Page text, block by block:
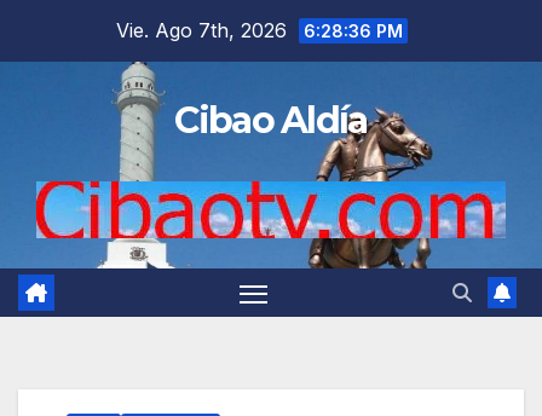
Vie. Ago 7th, 2026 6:28:37 PM
Cibao Aldía